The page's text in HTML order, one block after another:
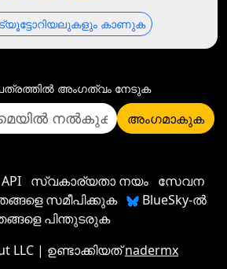
കാണുക
അംഗത്വം നേടുക
അംഗമാകുക
API സ്വകാര്യതാ നയം സേവന
സമീപിക്കുക
BlueSky-ൽ
പിന്തുടരുക
LLC | ഉണ്ടാക്കിയത്nadermx